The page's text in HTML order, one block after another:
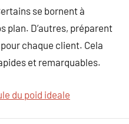
se bornent à
plan. D’autres, préparent
chaque client. Cela
et remarquables.
du poid ideale